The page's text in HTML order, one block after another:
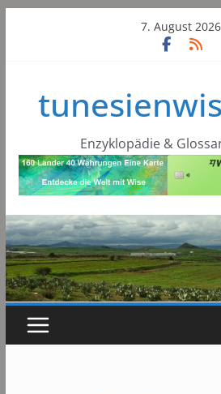
7. August 2026
Enzyklopädie &